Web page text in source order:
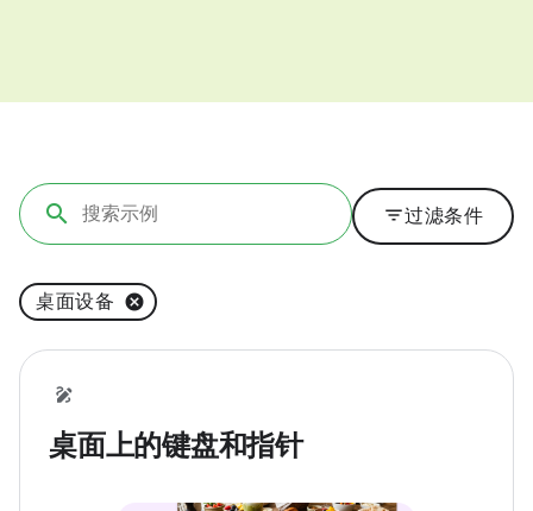
filter_list过滤条件
桌面设备
桌面上的键盘和指针